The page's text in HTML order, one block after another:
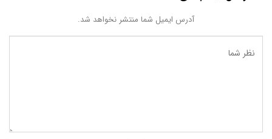
آدرس ایمیل شما منتشر نخواهد شد.